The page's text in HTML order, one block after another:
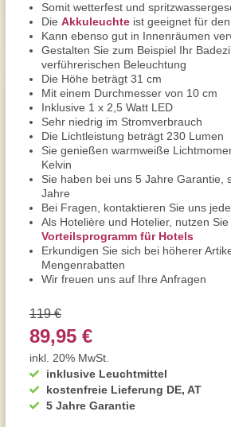
Somit wetterfest und
Die Akkuleuchte ist geeignet für
Kann ebenso gut in Innenräumen
Gestalten Sie zum Beispiel Ihr
verführerischen Beleuchtung
Die Höhe beträgt 31 cm
Mit einem Durchmesser von 10 cm
Inklusive 1 x 2,5 Watt LED
Sehr niedrig im Stromverbrauch
Die Lichtleistung beträgt 230 Lumen
Sie genießen warmweiße
Kelvin
Sie haben bei uns 5 Jahre Garantie,
Jahre
Bei Fragen, kontaktieren Sie uns
Als Hotelière und Hotelier, nutzen
Vorteilsprogramm für Hotels
Erkundigen Sie sich bei höherer
Mengenrabatten
Wir freuen uns auf Ihre Anfragen
inklusive Leuchtmittel
kostenfreie Lieferung DE, AT
5 Jahre Garantie
119 €
89,95 €
inkl. 20% MwSt.